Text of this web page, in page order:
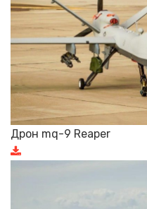
Дрон mq-9 Reaper